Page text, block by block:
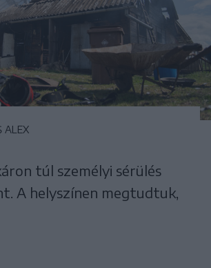
ALEX
túl személyi sérülés
A helyszínen megtudtuk,